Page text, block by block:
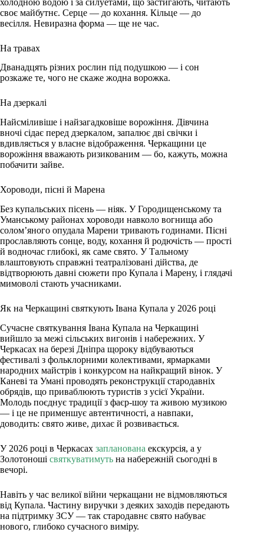
своє майбутнє. Серце — до кохання. Кільце — до
весілля. Невиразна форма — ще не час.
На травах
Дванадцять різних рослин під подушкою — і сон
розкаже те, чого не скаже жодна ворожка.
На дзеркалі
Найсміливіше і найзагадковіше ворожіння. Дівчина
вночі сідає перед дзеркалом, запалює дві свічки і
вдивляється у власне відображення. Черкащини це
ворожіння вважають ризикованим — бо, кажуть, можна
побачити зайве.
Хороводи, пісні й Марена
Без купальських пісень — ніяк. У Городищенському та
Уманському районах хороводи навколо вогнища або
солом’яного опудала Марени тривають годинами. Пісні
прославляють сонце, воду, кохання й родючість — прості
й водночас глибокі, як саме свято. У Тальному
влаштовують справжні театралізовані дійства, де
відтворюють давні сюжети про Купала і Марену, і глядачі
мимоволі стають учасниками.
Як на Черкащині святкують Івана Купала у 2026 році
Сучасне святкування Івана Купала на Черкащині
вийшло за межі сільських вигонів і набережних. У
Черкасах на березі Дніпра щороку відбуваються
фестивалі з фольклорними колективами, ярмарками
народних майстрів і конкурсом на найкращий вінок. У
Каневі та Умані проводять реконструкції стародавніх
обрядів, що приваблюють туристів з усієї України.
Молодь поєднує традиції з фаєр-шоу та живою музикою
— і це не применшує автентичності, а навпаки,
доводить: свято живе, дихає й розвивається.
У 2026 році в Черкасах запланована екскурсія, а у
Золотоноші святкуватимуть на набережній сьогодні в
вечорі.
Навіть у час великої війни черкащани не відмовляються
від Купала. Частину виручки з деяких заходів передають
на підтримку ЗСУ — так стародавнє свято набуває
нового, глибоко сучасного виміру.